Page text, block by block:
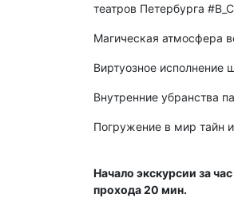
театров Петербурга
Магическая атмосфера
Виртуозное исполнение
Внутренние убранства
Погружение в мир тайн
Начало экскурсии за
прохода 20 мин.